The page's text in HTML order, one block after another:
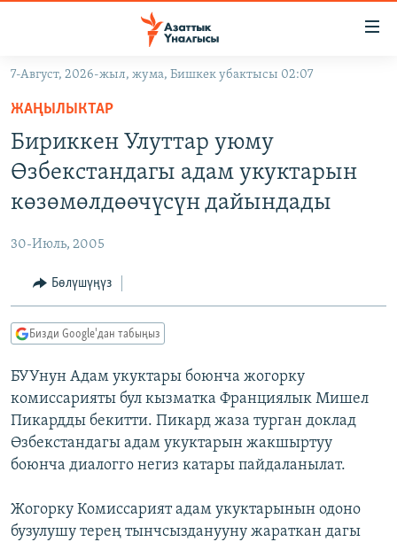
Навигацияга
өтүңүз
Издөөгө
салыңызКЫРГЫЗСТАН
МАДАНИЯТ
ДҮЙНӨ
ТВ ПРОГРАММАЛАР
БҮГҮН АЗАТТЫКТА
ДАНИСТЕ
ЭЖЕ-СИҢДИЛЕР
АЗАТТЫК+
ПОДКАСТ
ОНЛАЙН ШЕРИНЕ
ЭЕ/АРнун бардык сайттары
7-Август, 2026-жыл, жума, Бишкек убактысы 02:07
ЖАҢЫЛЫКТАР
Бириккен Улуттар уюму
Өзбекстандагы адам укуктарын
көзөмөлдөөчүсүн дайындады
30-Июль, 2005
Бөлүшүңүз
Бизди Google'дан табыңыз
БУУнун Адам укуктары боюнча жогорку
комиссарияты бул кызматка Франциялык Мишел
Пикардды бекитти. Пикард жаза турган доклад
Өзбекстандагы адам укуктарын жакшыртуу
боюнча диалогго негиз катары пайдаланылат.
Жогорку Комиссарият адам укуктарынын одоно
бузулушу терең тынчсызданууну жараткан дагы